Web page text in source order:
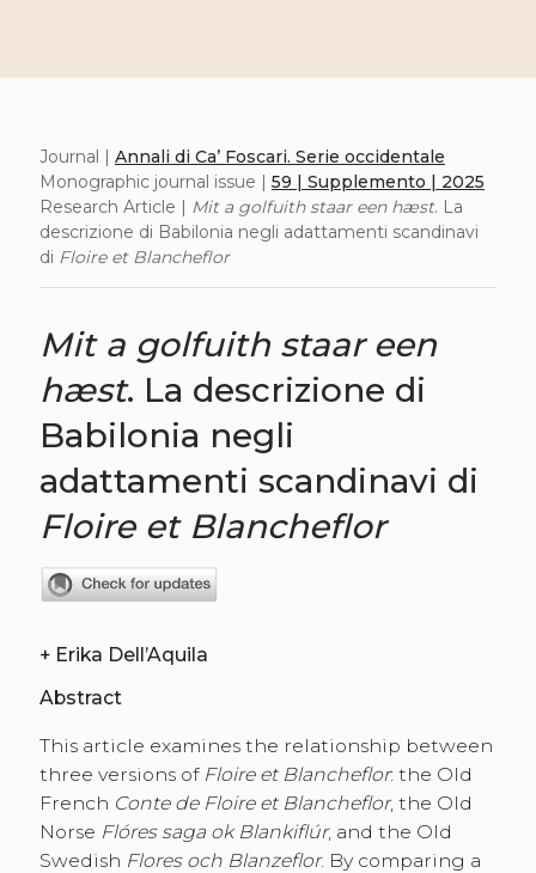
Journal | Annali di Ca’ Foscari. Serie occidentale
Monographic journal issue | 59 | Supplemento | 2025
Research Article | Mit a golfuith staar een hæst. La
descrizione di Babilonia negli adattamenti scandinavi
di Floire et Blancheflor
Mit a golfuith staar een
hæst. La descrizione di
Babilonia negli
adattamenti scandinavi di
Floire et Blancheflor
+ Erika Dell’Aquila
Abstract
This article examines the relationship between
three versions of Floire et Blancheflor: the Old
French Conte de Floire et Blancheflor, the Old
Norse Flóres saga ok Blankiflúr, and the Old
Swedish Flores och Blanzeflor. By comparing a